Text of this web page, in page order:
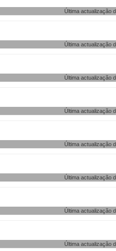
Última actualização
Última actualização
Última actualização
Última actualização
Última actualização
Última actualização
Última actualização
Última actualização